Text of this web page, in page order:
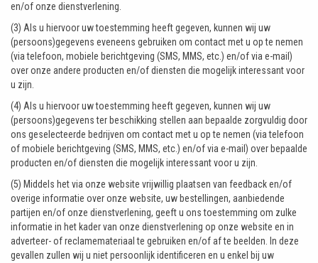
en/of onze dienstverlening.
(3) Als u hiervoor uw toestemming heeft gegeven, kunnen wij uw
(persoons)gegevens eveneens gebruiken om contact met u op te nemen
(via telefoon, mobiele berichtgeving (SMS, MMS, etc.) en/of via e-mail)
over onze andere producten en/of diensten die mogelijk interessant voor
u zijn.
(4) Als u hiervoor uw toestemming heeft gegeven, kunnen wij uw
(persoons)gegevens ter beschikking stellen aan bepaalde zorgvuldig door
ons geselecteerde bedrijven om contact met u op te nemen (via telefoon
of mobiele berichtgeving (SMS, MMS, etc.) en/of via e-mail) over bepaalde
producten en/of diensten die mogelijk interessant voor u zijn.
(5) Middels het via onze website vrijwillig plaatsen van feedback en/of
overige informatie over onze website, uw bestellingen, aanbiedende
partijen en/of onze dienstverlening, geeft u ons toestemming om zulke
informatie in het kader van onze dienstverlening op onze website en in
adverteer- of reclamemateriaal te gebruiken en/of af te beelden. In deze
gevallen zullen wij u niet persoonlijk identificeren en u enkel bij uw